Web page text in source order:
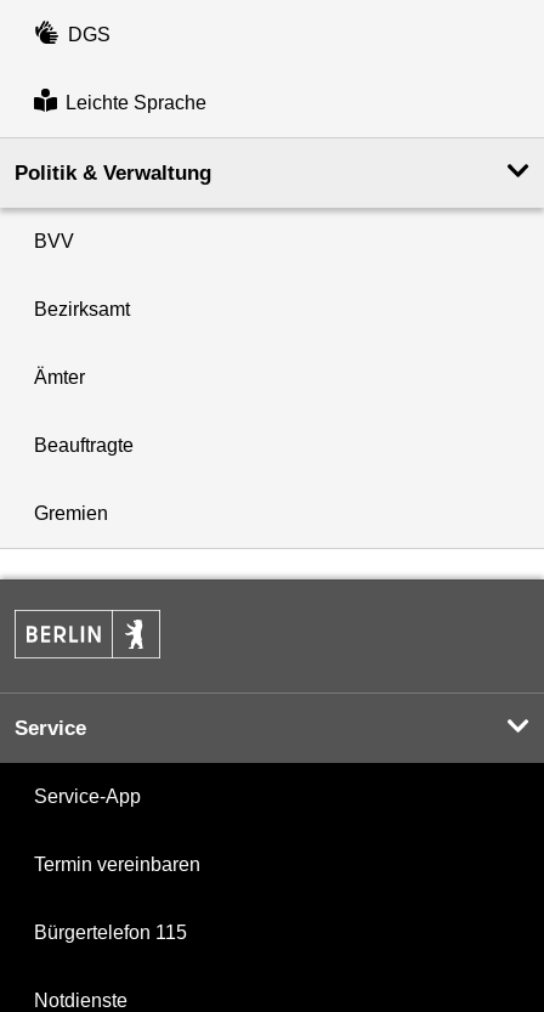
DGS
Leichte Sprache
Politik & Verwaltung
BVV
Bezirksamt
Ämter
Beauftragte
Gremien
Service
Service-App
Termin vereinbaren
Bürgertelefon 115
Notdienste